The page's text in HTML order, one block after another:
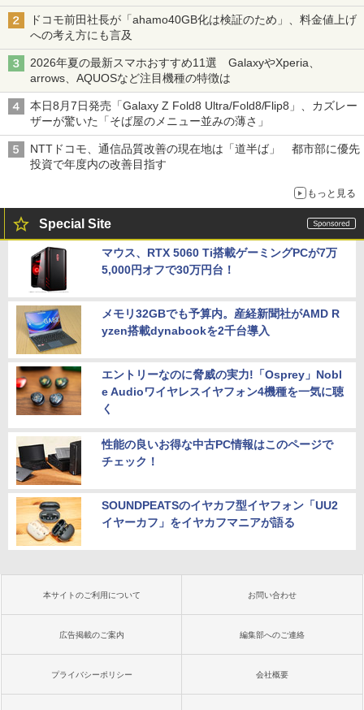
ドコモ前田社長が「ahamo40GB化は検証のため」、料金値上げ
への考え方にも言及
2026年夏の最新スマホおすすめ11選 GalaxyやXperia、
arrows、AQUOSなど注目機種の特徴は
本日8月7日発売「Galaxy Z Fold8 Ultra/Fold8/Flip8」、カズレー
ザーが驚いた「そば屋のメニュー並みの薄さ」
NTTドコモ、通信品質改善の現在地は「道半ば」 都市部に優先
投資で年度内の改善目指す
もっと見る
Special Site
マウス、RTX 5060 Ti搭載ゲーミングPCが7万
5,000円オフで30万円台！
メモリ32GBでも予算内。産経新聞社がAMD R
yzen搭載dynabookを2千台導入
エントリーなのに脅威の実力!「Osprey」Nobl
e Audioワイヤレスイヤフォン4機種を一気に聴
く
性能の良いお得な中古PC情報はこのページで
チェック！
SOUNDPEATSのイヤカフ型イヤフォン「UU2
イヤーカフ」をイヤカフマニアが語る
本サイトのご利用について お問い合わせ
広告掲載のご案内 編集部へのご連絡
プライバシーポリシー 会社概要